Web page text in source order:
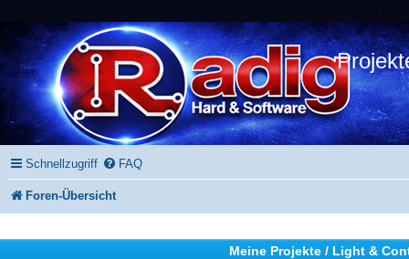
Schnellzugriff FAQ
Foren-Übersicht
Meine Projekte / Light &